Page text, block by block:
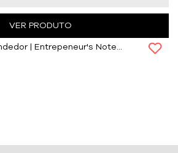
VER PRODUTO
Caderno do Empreendedor | Entrepeneur's Notebook